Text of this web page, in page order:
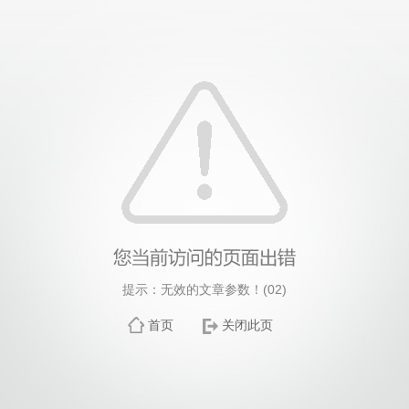
提示：无效的文章参数！(02)
首页 关闭此页